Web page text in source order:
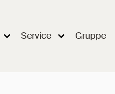
Service Gruppe